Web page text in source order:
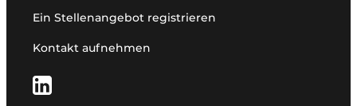
Ein Stellenangebot registrieren
Kontakt aufnehmen